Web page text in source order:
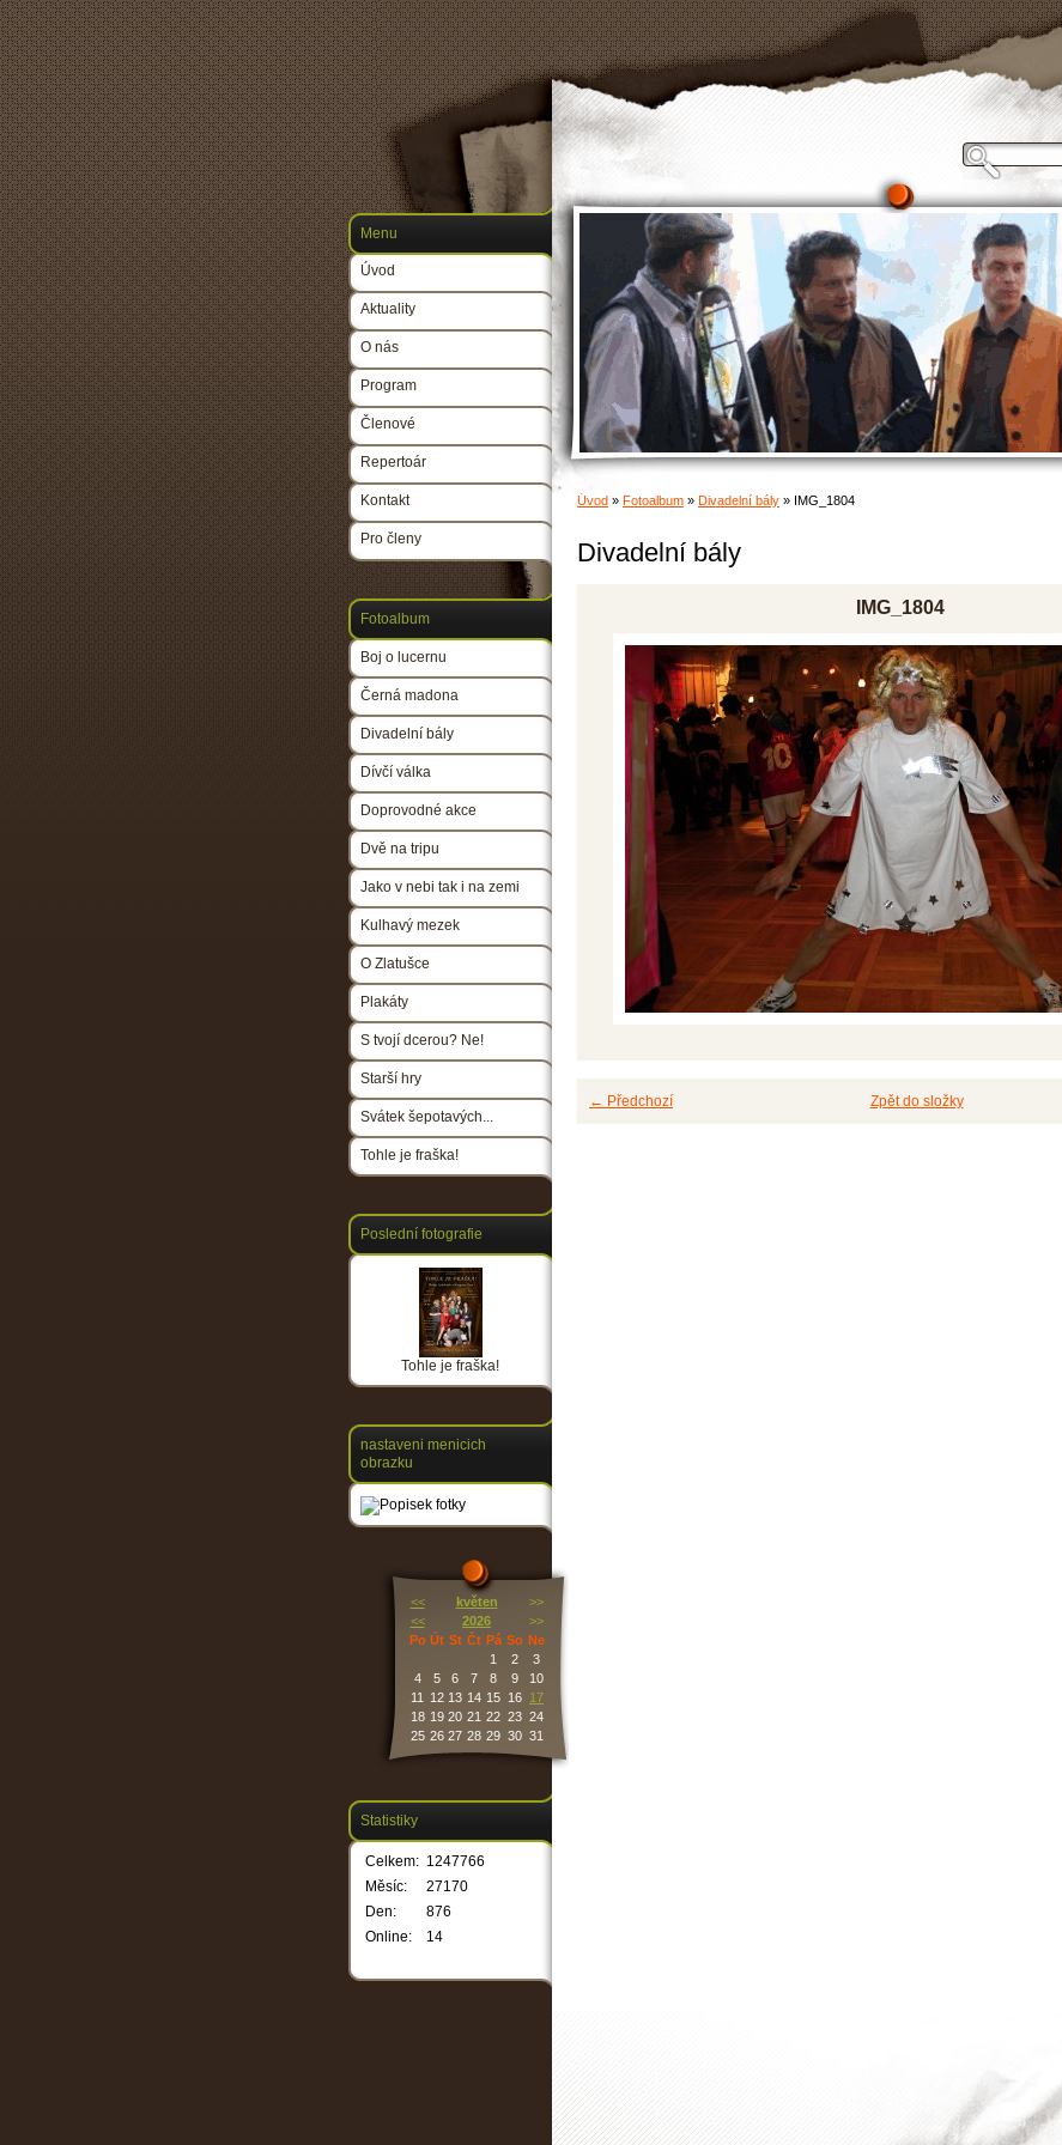
Úvod » Fotoalbum » Divadelní bály » IMG_1804
Divadelní bály
IMG_1804
← Předchozí Zpět do složky
Menu
Úvod
Aktuality
O nás
Program
Členové
Repertoár
Kontakt
Pro členy
Fotoalbum
Boj o lucernu
Černá madona
Divadelní bály
Dívčí válka
Doprovodné akce
Dvě na tripu
Jako v nebi tak i na zemi
Kulhavý mezek
O Zlatušce
Plakáty
S tvojí dcerou? Ne!
Starší hry
Svátek šepotavých...
Tohle je fraška!
Poslední fotografie
Tohle je fraška!
nastaveni menicich
obrazku
<< květen
>>
<<
2026
>>
Po Út St Čt Pá So Ne
1
2
3
4
5 6 7 8 9
10
11
12 13 14 15 16
17
18 19 20 21 22 23 24
25 26 27 28 29 30 31
Statistiky
Online: 14
Celkem: 1247766
Měsíc:
27170
Den:
876